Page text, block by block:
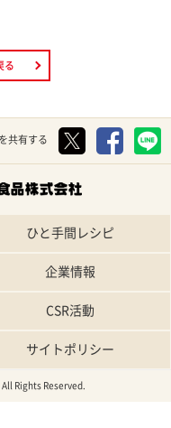
る
共有する
ひと手間レシピ
企業情報
CSR活動
サイトポリシー
Rights Reserved.